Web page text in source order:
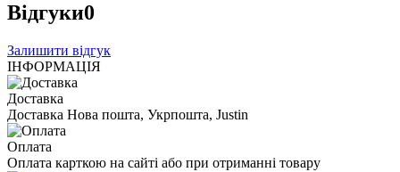
Відгуки0
Залишити відгук
ІНФОРМАЦІЯ
Доставка
Доставка Нова пошта, Укрпошта, Justin
Оплата
Оплата карткою на сайті або при отриманні товару